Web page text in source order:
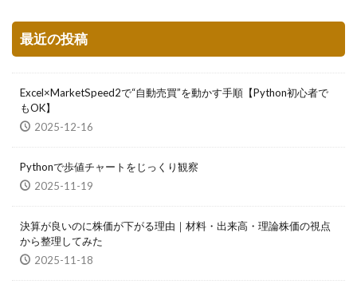
最近の投稿
Excel×MarketSpeed2で“自動売買”を動かす手順【Python初心者で
もOK】
2025-12-16
Pythonで歩値チャートをじっくり観察
2025-11-19
決算が良いのに株価が下がる理由｜材料・出来高・理論株価の視点
から整理してみた
2025-11-18